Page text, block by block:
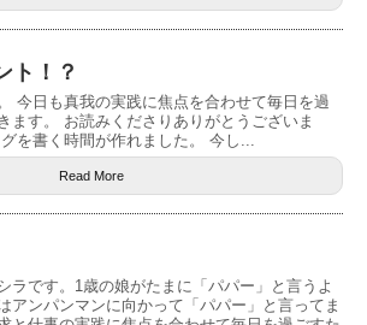
ト！？
今日も真我の実践に焦点を合わせて毎日を過
ます。 お読みくださりありがとうございま
を書く時間が作れました。 今し...
Read More
ラです。1歳の娘がたまに「パパー」と言うよ
アンパンマンに向かって「パパー」と言ってま